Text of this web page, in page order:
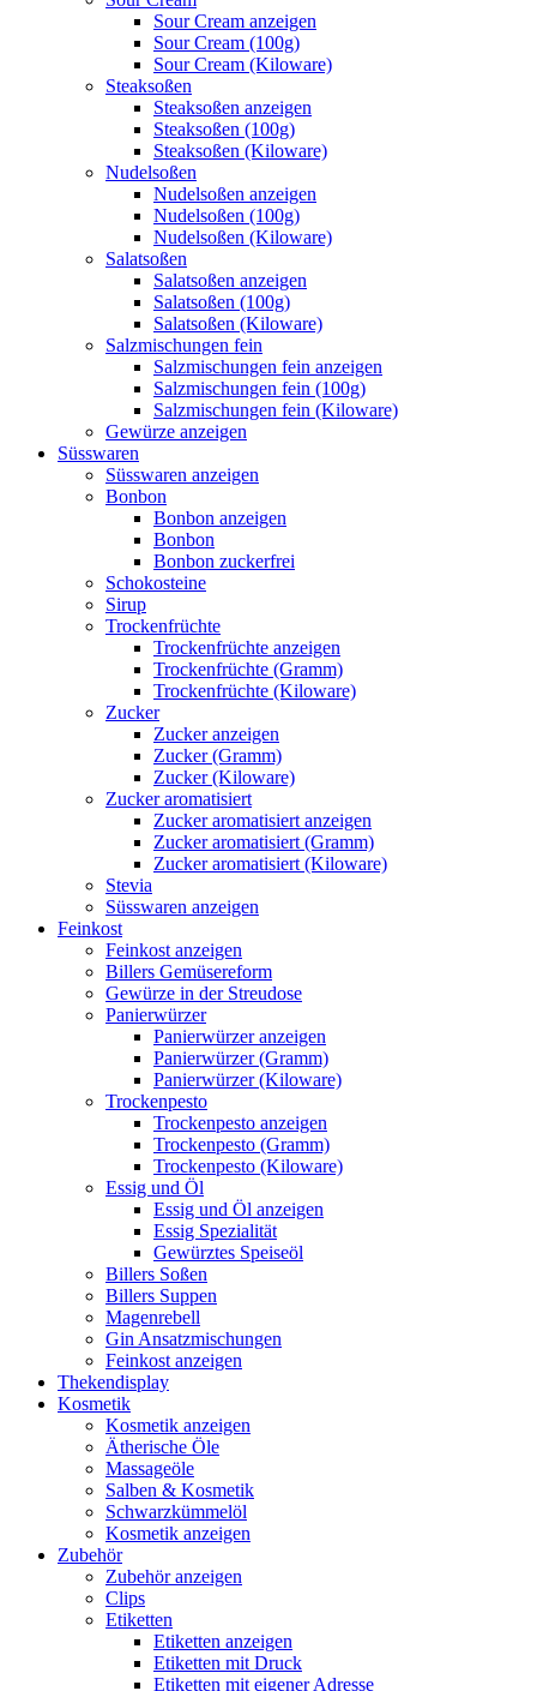
Sour Cream anzeigen
Sour Cream (100g)
Sour Cream (Kiloware)
Steaksoßen
Steaksoßen anzeigen
Steaksoßen (100g)
Steaksoßen (Kiloware)
Nudelsoßen
Nudelsoßen anzeigen
Nudelsoßen (100g)
Nudelsoßen (Kiloware)
Salatsoßen
Salatsoßen anzeigen
Salatsoßen (100g)
Salatsoßen (Kiloware)
Salzmischungen fein
Salzmischungen fein anzeigen
Salzmischungen fein (100g)
Salzmischungen fein (Kiloware)
Gewürze anzeigen
Süsswaren
Süsswaren anzeigen
Bonbon
Bonbon anzeigen
Bonbon
Bonbon zuckerfrei
Schokosteine
Sirup
Trockenfrüchte
Trockenfrüchte anzeigen
Trockenfrüchte (Gramm)
Trockenfrüchte (Kiloware)
Zucker
Zucker anzeigen
Zucker (Gramm)
Zucker (Kiloware)
Zucker aromatisiert
Zucker aromatisiert anzeigen
Zucker aromatisiert (Gramm)
Zucker aromatisiert (Kiloware)
Stevia
Süsswaren anzeigen
Feinkost
Feinkost anzeigen
Billers Gemüsereform
Gewürze in der Streudose
Panierwürzer
Panierwürzer anzeigen
Panierwürzer (Gramm)
Panierwürzer (Kiloware)
Trockenpesto
Trockenpesto anzeigen
Trockenpesto (Gramm)
Trockenpesto (Kiloware)
Essig und Öl
Essig und Öl anzeigen
Essig Spezialität
Gewürztes Speiseöl
Billers Soßen
Billers Suppen
Magenrebell
Gin Ansatzmischungen
Feinkost anzeigen
Thekendisplay
Kosmetik
Kosmetik anzeigen
Ätherische Öle
Massageöle
Salben & Kosmetik
Schwarzkümmelöl
Kosmetik anzeigen
Zubehör
Zubehör anzeigen
Clips
Etiketten
Etiketten anzeigen
Etiketten mit Druck
Etiketten mit eigener Adresse